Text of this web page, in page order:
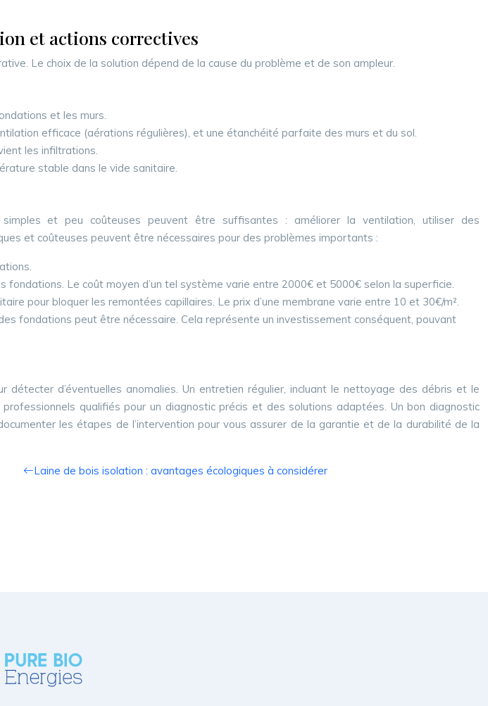
et actions correctives
Le choix de la solution dépend de la cause du problème et de son ampleur.
et les murs.
efficace (aérations régulières), et une étanchéité parfaite des murs et du sol.
les infiltrations.
stable dans le vide sanitaire.
et peu coûteuses peuvent être suffisantes : améliorer la ventilation, utiliser des
et coûteuses peuvent être nécessaires pour des problèmes importants :
fondations. Le coût moyen d’un tel système varie entre 2000€ et 5000€ selon la superficie.
pour bloquer les remontées capillaires. Le prix d’une membrane varie entre 10 et 30€/m².
fondations peut être nécessaire. Cela représente un investissement conséquent, pouvant
d’éventuelles anomalies. Un entretien régulier, incluant le nettoyage des débris et le
qualifiés pour un diagnostic précis et des solutions adaptées. Un bon diagnostic
les étapes de l’intervention pour vous assurer de la garantie et de la durabilité de la
Laine de bois isolation : avantages écologiques à considérer